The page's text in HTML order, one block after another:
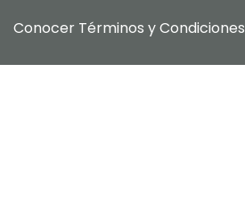
Conocer Términos y Condiciones